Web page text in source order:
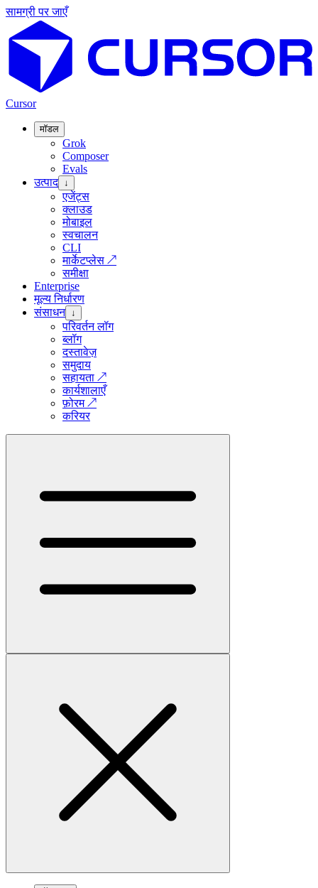
सामग्री पर जाएँ
Cursor
मॉडल
Grok
Composer
Evals
उत्पाद ↓
एजेंट्स
क्लाउड
मोबाइल
स्वचालन
CLI
मार्केटप्लेस ↗
समीक्षा
Enterprise
मूल्य निर्धारण
संसाधन ↓
परिवर्तन लॉग
ब्लॉग
दस्तावेज़
समुदाय
सहायता ↗
कार्यशालाएँ
फ़ोरम↗
करियर